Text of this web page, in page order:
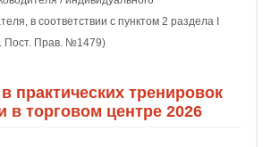
в соответствии с пунктом 2 раздела I
Пост. Прав. №1479)
практических тренировок
в торговом центре 2026